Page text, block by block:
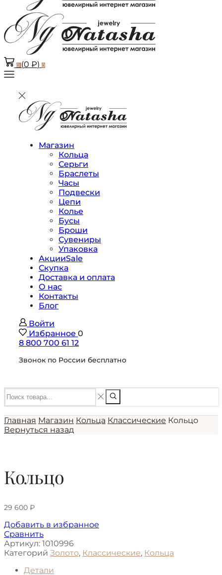
0 (0 ₽) 0
Магазин
Кольца
Серьги
Браслеты
Часы
Подвески
Цепи
Колье
Бусы
Броши
Сувениры
Упаковка
АкцииSale
Скупка
Доставка и оплата
О нас
Контакты
Блог
Войти
Избранное 0
8 800 700 61 12
Звонок по России бесплатно
Главная Магазин Кольца Классические Кольцо
Вернуться назад
Кольцо
29 600 ₽
Добавить в избранное
Сравнить
Артикул: 1010996
Категорий Золото, Классические, Кольца
Детали